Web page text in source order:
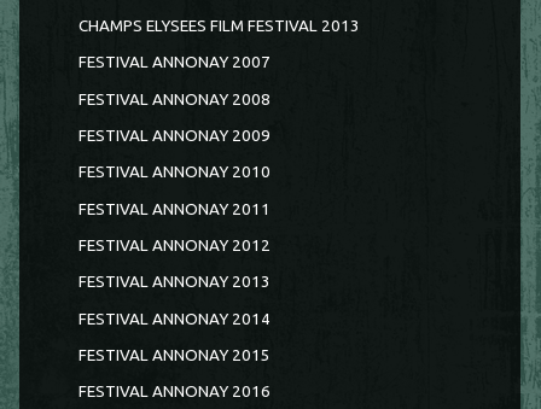
CHAMPS ELYSEES FILM FESTIVAL 2013
FESTIVAL ANNONAY 2007
FESTIVAL ANNONAY 2008
FESTIVAL ANNONAY 2009
FESTIVAL ANNONAY 2010
FESTIVAL ANNONAY 2011
FESTIVAL ANNONAY 2012
FESTIVAL ANNONAY 2013
FESTIVAL ANNONAY 2014
FESTIVAL ANNONAY 2015
FESTIVAL ANNONAY 2016